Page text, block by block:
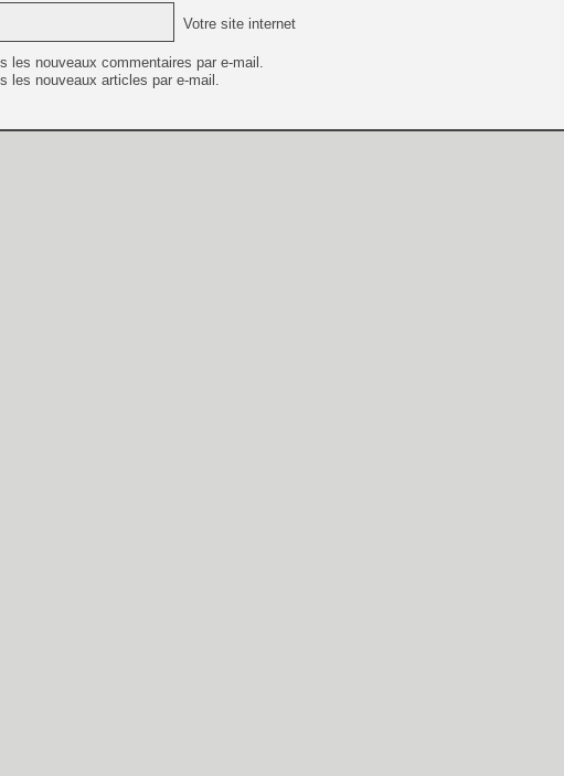
[GK] Pourquoi Marvel
[GK] Test : Restory : Chill
[GK] GTA 6 : Rockstar
[GK] Hot Wheels Infinite
[GK] Mémoire cash -
[GK] Résultats Nintendo :
[GK] Dans ce jeu de
Votre site internet
les nouveaux commentaires par e-mail.
les nouveaux articles par e-mail.